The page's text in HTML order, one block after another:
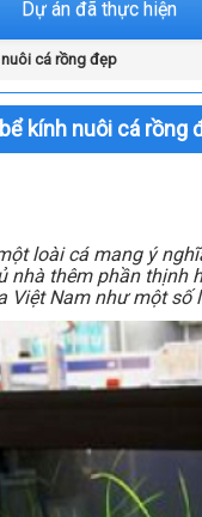
Dự án đã thực hiện
cá rồng đẹp
kính nuôi cá rồng
loài cá mang ý
nhà thêm phần thịnh
Việt Nam như một số